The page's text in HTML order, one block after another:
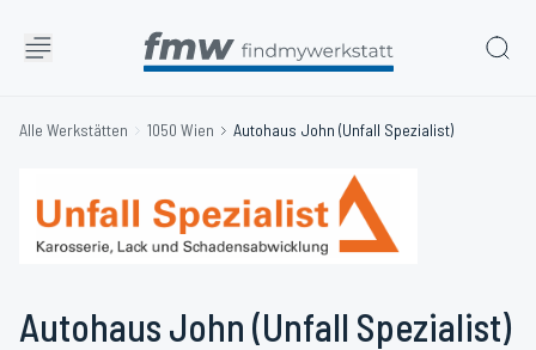
Alle Werkstätten 1050 Wien Autohaus John (Unfall Spezialist)
Autohaus John (Unfall Spezialist)